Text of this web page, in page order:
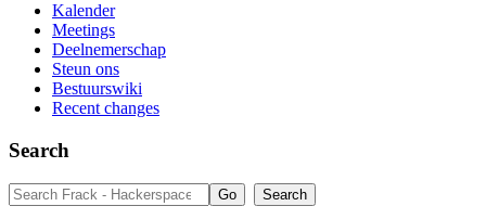
Kalender
Meetings
Deelnemerschap
Steun ons
Bestuurswiki
Recent changes
Search